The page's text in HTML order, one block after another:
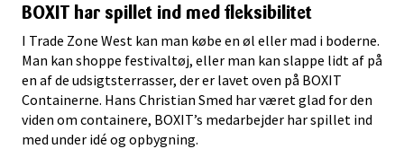
BOXIT har spillet ind med fleksibilitet
I Trade Zone West kan man købe en øl eller mad i boderne.
Man kan shoppe festivaltøj, eller man kan slappe lidt af på
en af de udsigtsterrasser, der er lavet oven på BOXIT
Containerne. Hans Christian Smed har været glad for den
viden om containere, BOXIT’s medarbejder har spillet ind
med under idé og opbygning.